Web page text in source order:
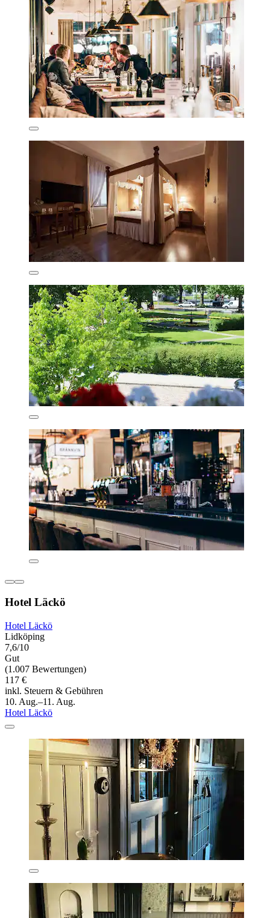
Hotel Läckö
Hotel Läckö
Lidköping
7,6/10
Gut
(1.007 Bewertungen)
117 €
inkl. Steuern & Gebühren
10. Aug.–11. Aug.
Hotel Läckö